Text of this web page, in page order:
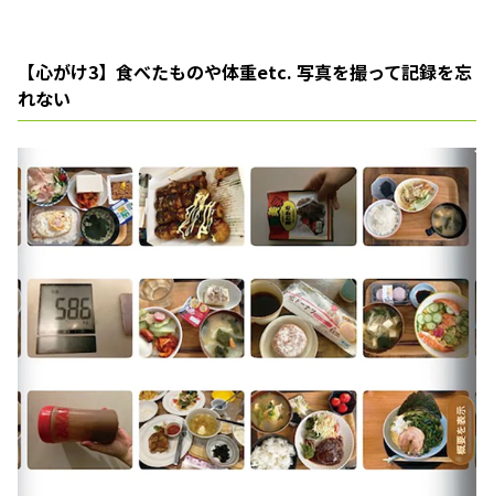
【心がけ3】食べたものや体重etc. 写真を撮って記録を忘
れない